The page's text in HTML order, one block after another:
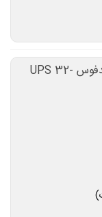
پمپ سیرکوله گراندفوس UPS 32-